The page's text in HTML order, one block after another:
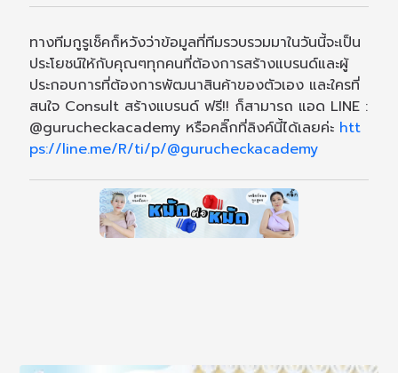
ทางทีมกูรูเช็คก็หวังว่าข้อมูลที่ทีมรวบรวมมาในวันนี้จะเป็น
ประโยชน์ให้กับคุณๆทุกคนที่ต้องการสร้างแบรนด์และผู้
ประกอบการที่ต้องการพัฒนาสินค้าของตัวเอง และใครที่
สนใจ Consult สร้างแบรนด์ ฟรี!! ก็สามารถ แอด LINE :
@gurucheckacademy หรือคลิ๊กที่ลิงค์นี้ได้เลยค่ะ htt
ps://line.me/R/ti/p/@gurucheckacademy